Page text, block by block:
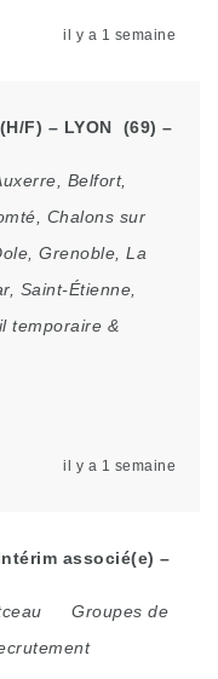
il y a 1 semaine
F) – LYON (69) –
Belfort,
Chalons sur
Grenoble La
, Saint-Étienne
temporaire &
il y a 1 semaine
associé(e) –
Groupes de